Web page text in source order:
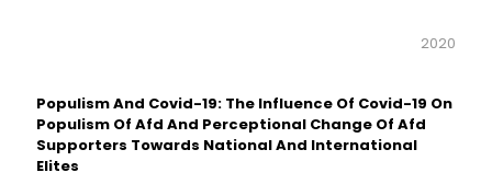
2020
Populism And Covid-19: The Influence Of Covid-19 On
Populism Of Afd And Perceptional Change Of Afd
Supporters Towards National And International
Elites